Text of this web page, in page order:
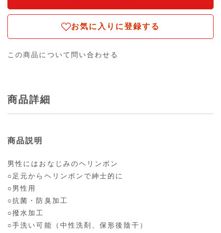
お気に入りに登録する
この商品について問い合わせる
商品詳細
商品説明
男性にはおなじみのヘリンボン
○足元からヘリンボンで紳士的に
○男性用
○抗菌・防臭加工
○撥水加工
○手洗い可能（中性洗剤、保形後陰干）